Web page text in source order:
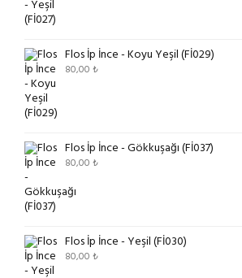
Flos İp İnce - Koyu Yeşil (Fİ029)
80,00 ₺
Flos İp İnce - Gökkuşağı (Fİ037)
80,00 ₺
Flos İp İnce - Yeşil (Fİ030)
80,00 ₺